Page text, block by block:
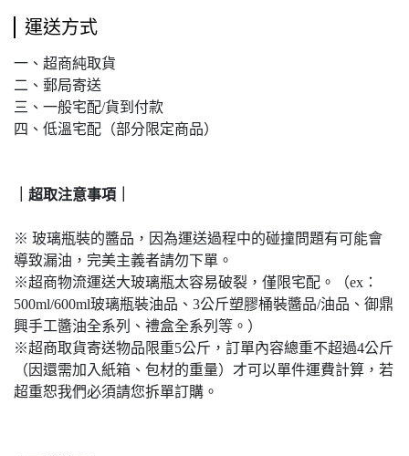
運送方式
一、超商純取貨
二、郵局寄送
三、一般宅配/貨到付款
四、低溫宅配（部分限定商品）
｜超取注意事項｜
※ 玻璃瓶裝的醬品，因為運送過程中的碰撞問題有可能會
導致漏油，完美主義者請勿下單。
※超商物流運送大玻璃瓶太容易破裂，僅限宅配。（ex：
500ml/600ml玻璃瓶裝油品、3公斤塑膠桶裝醬品/油品、御鼎
興手工醬油全系列、禮盒全系列等。）
※超商取貨寄送物品限重5公斤，訂單內容總重不超過4公斤
（因還需加入紙箱、包材的重量）才可以單件運費計算，若
超重恕我們必須請您拆單訂購。